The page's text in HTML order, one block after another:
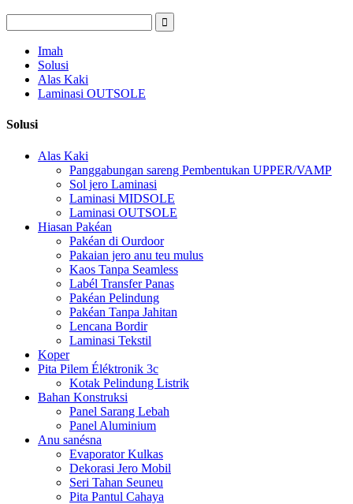
Imah
Solusi
Alas Kaki
Laminasi OUTSOLE
Solusi
Alas Kaki
Panggabungan sareng Pembentukan UPPER/VAMP
Sol jero Laminasi
Laminasi MIDSOLE
Laminasi OUTSOLE
Hiasan Pakéan
Pakéan di Ourdoor
Pakaian jero anu teu mulus
Kaos Tanpa Seamless
Labél Transfer Panas
Pakéan Pelindung
Pakéan Tanpa Jahitan
Lencana Bordir
Laminasi Tekstil
Koper
Pita Pilem Éléktronik 3c
Kotak Pelindung Listrik
Bahan Konstruksi
Panel Sarang Lebah
Panel Aluminium
Anu sanésna
Evaporator Kulkas
Dekorasi Jero Mobil
Seri Tahan Seuneu
Pita Pantul Cahaya